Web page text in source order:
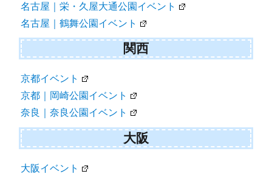
名古屋｜栄・久屋大通公園イベント
名古屋｜鶴舞公園イベント
関西
京都イベント
京都｜岡崎公園イベント
奈良｜奈良公園イベント
大阪
大阪イベント